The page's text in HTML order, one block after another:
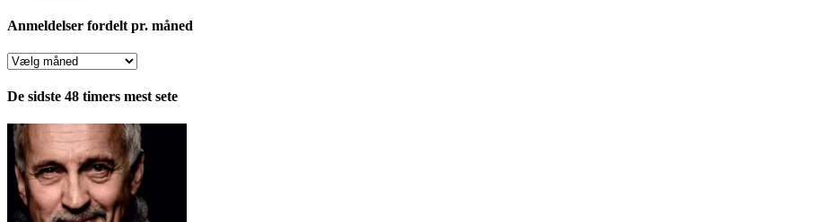
Anmeldelser fordelt pr. måned
Anmeldelser
pr.
De sidste 48 timers mest sete